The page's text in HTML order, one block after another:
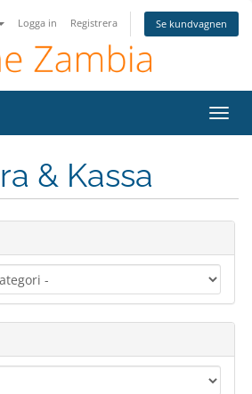
Logga in Registrera Se kundvagnen
Växla
& Kassa